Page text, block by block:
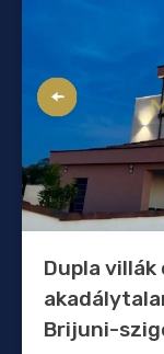
Dupla
Brijuni-